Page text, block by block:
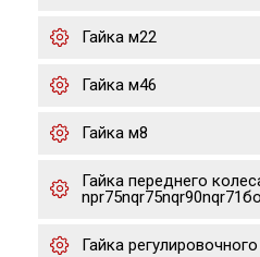
Гайка м22
Гайка м46
Гайка м8
Гайка переднего
Гайка